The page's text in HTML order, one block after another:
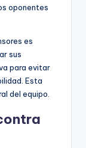
oponentes
es
sus
para evitar
Esta
del equipo.